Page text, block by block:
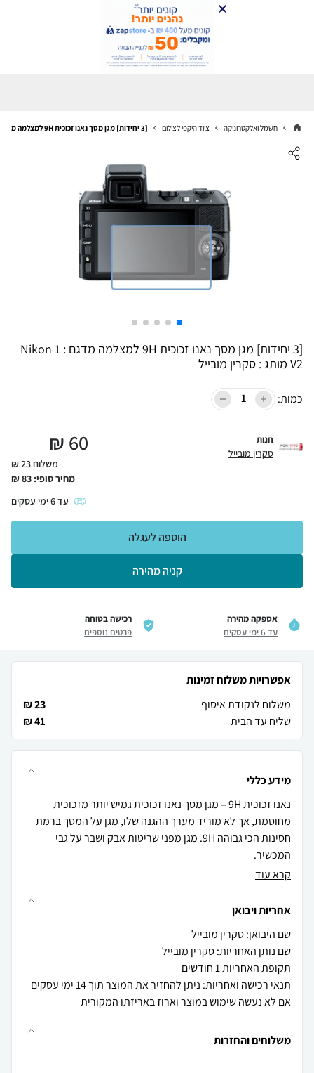
חשמל ואלקטרוניקה ציוד היקפי לצילום [3 יחידות] מגן מסך נאנו זכוכית 9H למצלמה מדגם : Nikon 1 V2 מותג : סקרין מובייל
[3 יחידות] מגן מסך נאנו זכוכית 9H למצלמה מדגם : Nikon 1
V2 מותג : סקרין מובייל
כמות:
חנות
סקרין מובייל 60
₪
משלוח 23 ₪
מחיר סופי: 83
₪
עד6ימי עסקים
קניה מהירה
הוספה לעגלה
אספקה מהירה
עד 6 ימי עסקים
רכישה בטוחה
פרטים נוספים
אפשרויות משלוח זמינות
משלוח לנקודת איסוף
23 ₪
שליח עד הבית
41 ₪
מידע כללי
נאנו זכוכית 9H – מגן מסך נאנו זכוכית גמיש יותר מזכוכית
מחוסמת, אך לא מוריד מערך ההגנה שלו, מגן על המסך ברמת
חסינות הכי גבוהה 9H. מגן מפני שריטות אבק ושבר על גבי
המכשיר.
קרא עוד
אחריות ויבואן
שם היבואן: סקרין מובייל
שם נותן האחריות: סקרין מובייל
תקופת האחריות 1 חודשים
תנאי רכישה ואחריות: ניתן להחזיר את המוצר תוך 14 ימי עסקים
אם לא נעשה שימוש במוצר וארוז באריזתו המקורית
משלוחים והחזרות